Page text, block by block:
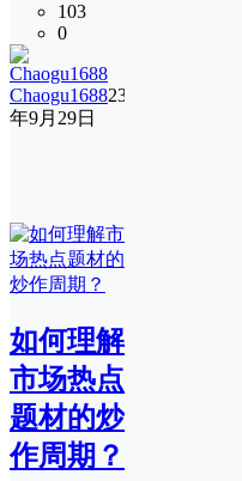
103
0
Chaogu168823
年9月29日
如何理解
市场热点
题材的炒
作周期？